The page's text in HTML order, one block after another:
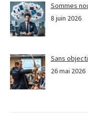
Sommes
8 juin 2026
Sans
26 mai 2026